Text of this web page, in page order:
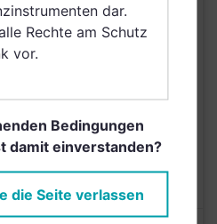
Vereinigte Arabische
Emirate, Singapur,
Griechenland, Brunei
Arabien
5,00%
N/A
dar.
Rechte am Schutz
vor.
Bedingungen
damit einverstanden?
die Seite verlassen